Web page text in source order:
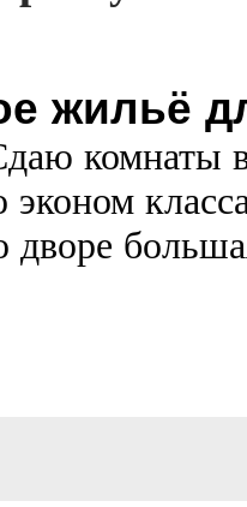
жильё
комнаты
эконом
дворе